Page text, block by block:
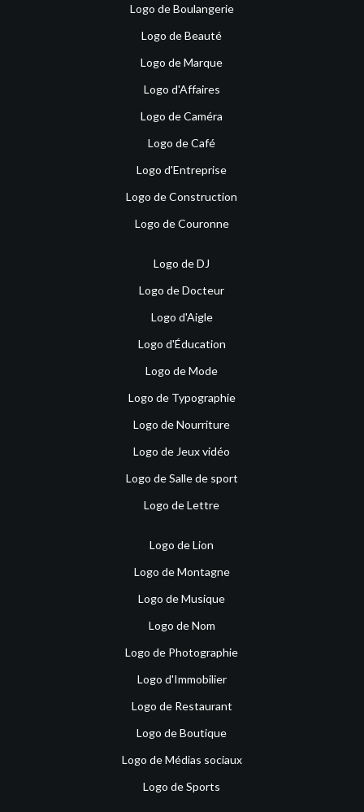
Logo de Boulangerie
Logo de Beauté
Logo de Marque
Logo d'Affaires
Logo de Caméra
Logo de Café
Logo d'Entreprise
Logo de Construction
Logo de Couronne
Logo de DJ
Logo de Docteur
Logo d'Aigle
Logo d'Éducation
Logo de Mode
Logo de Typographie
Logo de Nourriture
Logo de Jeux vidéo
Logo de Salle de sport
Logo de Lettre
Logo de Lion
Logo de Montagne
Logo de Musique
Logo de Nom
Logo de Photographie
Logo d'Immobilier
Logo de Restaurant
Logo de Boutique
Logo de Médias sociaux
Logo de Sports